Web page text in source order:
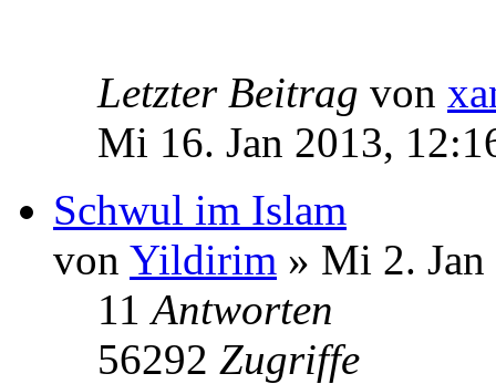
Letzter Beitrag von
Mi 16. Jan 2013,
Schwul im Islam
von Yildirim » Mi 2.
11Antworten
56292 Zugriffe